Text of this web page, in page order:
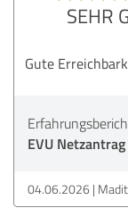
SEHR
Gute
EVU
04.06.2026